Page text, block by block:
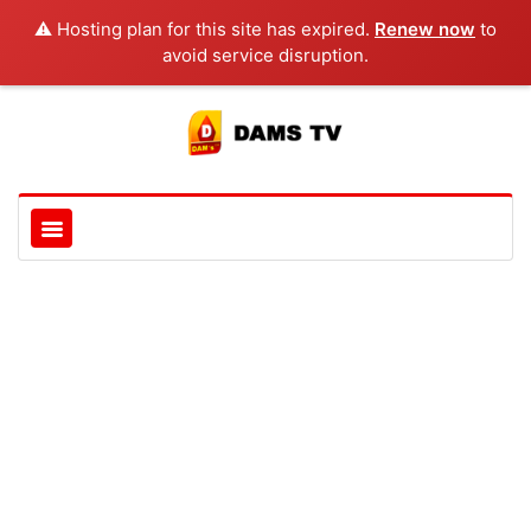
⚠️ Hosting plan for this site has expired. Renew now to
avoid service disruption.